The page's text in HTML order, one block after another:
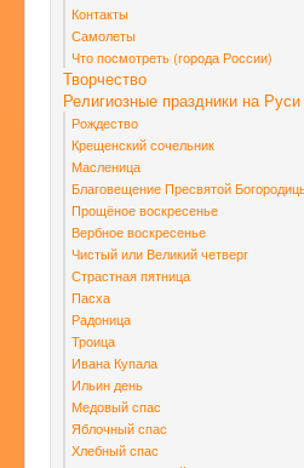
Контакты
Самолеты
Что посмотреть (города России)
Творчество
Религиозные праздники на Руси
Рождество
Крещенский сочельник
Масленица
Благовещение Пресвятой
Прощёное воскресенье
Вербное воскресенье
Чистый или Великий четверг
Страстная пятница
Пасха
Радоница
Троица
Ивана Купала
Ильин день
Медовый спас
Яблочный спас
Хлебный спас